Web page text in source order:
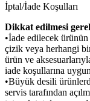
İptal/İade Koşulları
Dikkat edilmesi
•İade edilecek
çizik veya herhangi
ürün ve
iade koşullarına
•Büyük desili
servis tarafından